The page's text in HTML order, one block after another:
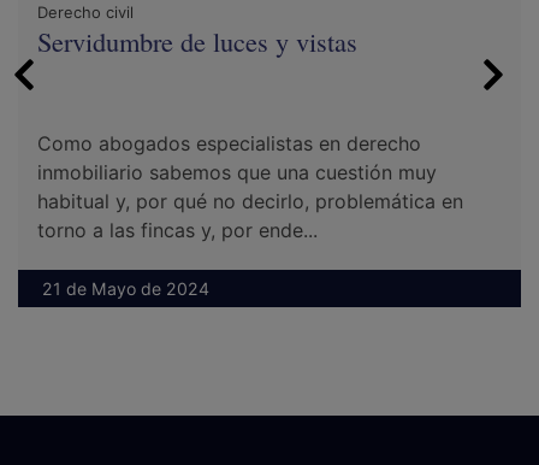
Derecho civil
Servidumbre de luces y vistas
Como abogados especialistas en derecho
inmobiliario sabemos que una cuestión muy
habitual y, por qué no decirlo, problemática en
torno a las fincas y, por ende...
21 de Mayo de 2024